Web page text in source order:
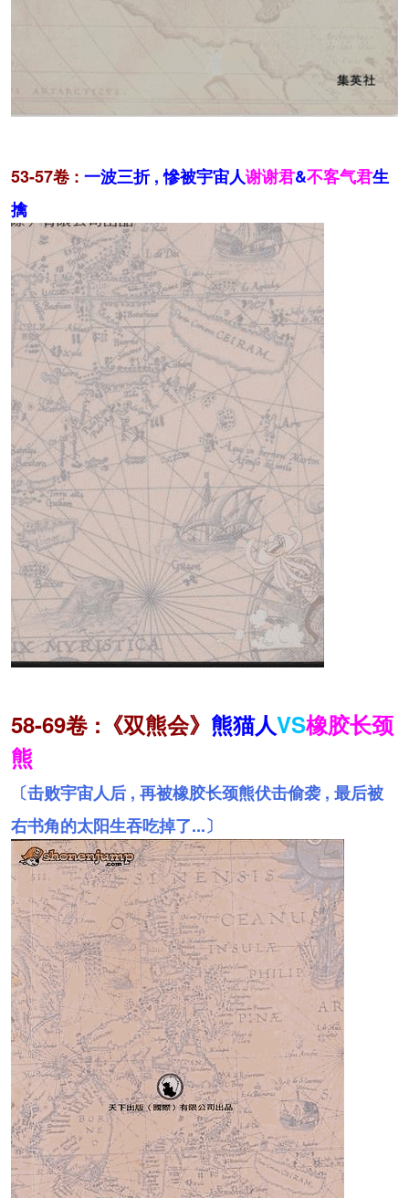
53-57卷 : 一波三折 , 慘被宇宙人谢谢君&不客气君生
擒
58-69卷 :《双熊会》 熊猫人VS橡胶长颈
熊
〔击败宇宙人后 , 再被橡胶长颈熊伏击偷袭 , 最后被
右书角的太阳生吞吃掉了...〕